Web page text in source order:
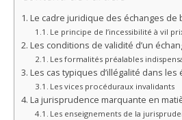
Le cadre juridique des échanges de
Le principe de l’incessibilité à vil
Les conditions de validité d’un
Les formalités préalables
Les cas typiques d’illégalité dans
Les vices procéduraux invalidants
La jurisprudence marquante en
Les enseignements de la